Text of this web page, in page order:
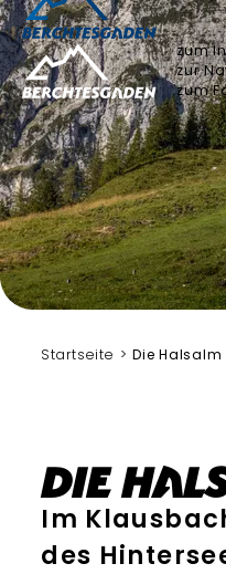
zum
zur
zum
Startseite Die Halsalm
Die
Im
des